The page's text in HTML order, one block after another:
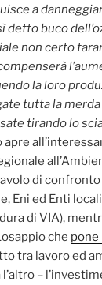
a
detto buco
non certo
la loro
tutta la
tirando lo
apre
di
Eni ed Enti
di VIA),
che pone
tra lavoro ed
–